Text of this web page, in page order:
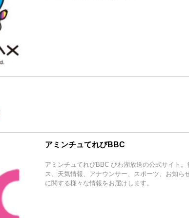
アミンチュてれびBBC
アミンチュてれびBBC びわ湖放送の公式サイト
ス、天気情報、アナウンサー、スポーツ、お知ら
に関する様々な情報をお届けします。